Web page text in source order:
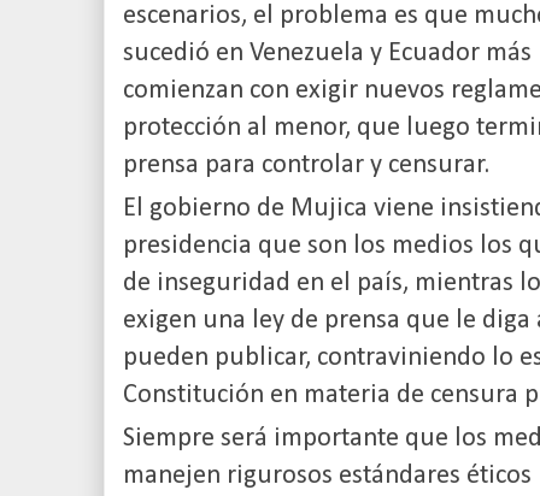
escenarios, el problema es que
sucedió en Venezuela y Ecuador
comienzan con exigir nuevos
protección al menor, que luego
prensa para controlar y censurar.
El gobierno de Mujica viene
presidencia que son los medios los
de inseguridad en el país, mientras
exigen una ley de prensa que le
pueden publicar, contraviniendo lo
Constitución en materia de censura
Siempre será importante que los
manejen rigurosos estándares